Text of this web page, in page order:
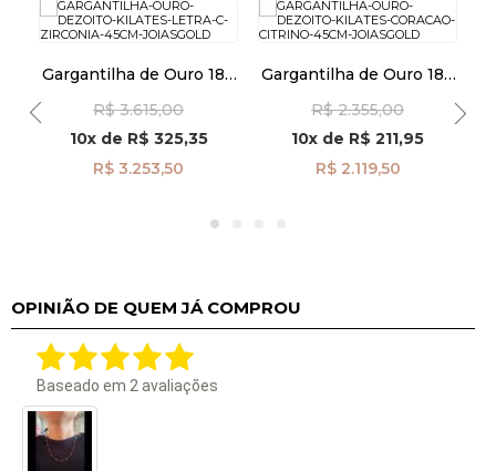
Gargantilha de Ouro 18k
45cm ga08518
R$ 3.615,00
10xde R$ 325,35
R$ 3.253,50
Gargantilha de Ouro 18k
ga08429
R$ 2.355,00
10x de R$ 211,95
R$ 2.119,50
OPINIÃO DE QUEM JÁ COMPROU
Baseado em 2avaliações